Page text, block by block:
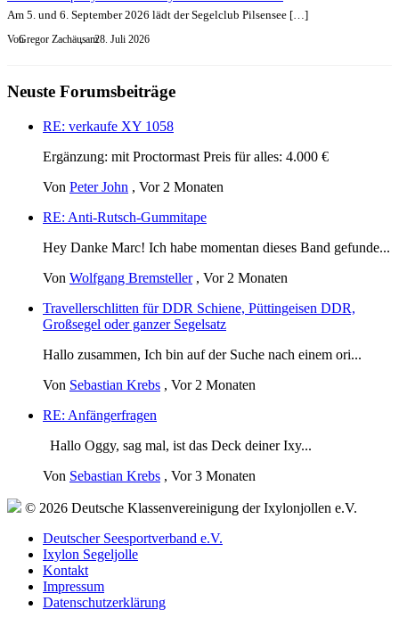
Am 5. und 6. September 2026 lädt der Segelclub Pilsensee […]
VonGregor Zachäus, am28. Juli 2026
Neuste Forumsbeiträge
RE: verkaufe XY 1058
Ergänzung: mit Proctormast Preis für alles: 4.000 €
Von Peter John , Vor 2 Monaten
RE: Anti-Rutsch-Gummitape
Hey Danke Marc! Ich habe momentan dieses Band gefunde...
Von Wolfgang Bremsteller, Vor 2 Monaten
Travellerschlitten für DDR Schiene, Püttingeisen DDR,
Großsegel oder ganzer Segelsatz
Hallo zusammen, Ich bin auf der Suche nach einem ori...
Von Sebastian Krebs , Vor 2 Monaten
RE: Anfängerfragen
Hallo Oggy, sag mal, ist das Deck deiner Ixy...
Von Sebastian Krebs , Vor 3 Monaten
© 2026 Deutsche Klassenvereinigung der Ixylonjollen e.V.
Deutscher Seesportverband e.V.
Ixylon Segeljolle
Kontakt
Impressum
Datenschutzerklärung